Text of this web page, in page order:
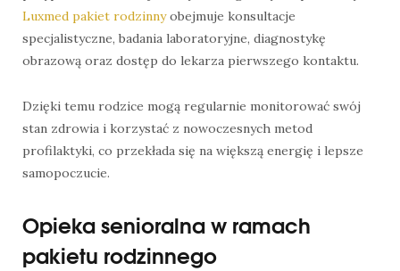
Luxmed pakiet rodzinnyobejmuje konsultacje
specjalistyczne, badania laboratoryjne, diagnostykę
obrazową oraz dostęp do lekarza pierwszego kontaktu.
Dzięki temu rodzice mogą regularnie monitorować swój
stan zdrowia i korzystać z nowoczesnych metod
profilaktyki, co przekłada się na większą energię i lepsze
samopoczucie.
Opieka senioralna w ramach
pakietu rodzinnego